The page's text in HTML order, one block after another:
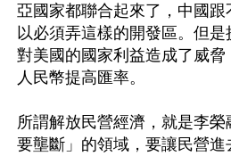
亞國家都聯合起來了，中國
以必須弄這樣的開發區。但
對美國的國家利益造成了威脅
人民幣提高匯率。
所謂解放民營經濟，就是李
要壟斷」的領域，要讓民營